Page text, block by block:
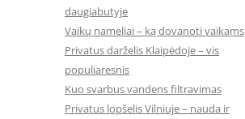
daugiabutyje
Vaikų nameliai – ką dovanoti vaikams
Privatus darželis Klaipėdoje – vis
populiaresnis
Kuo svarbus vandens filtravimas
Privatus lopšelis Vilniuje – nauda ir